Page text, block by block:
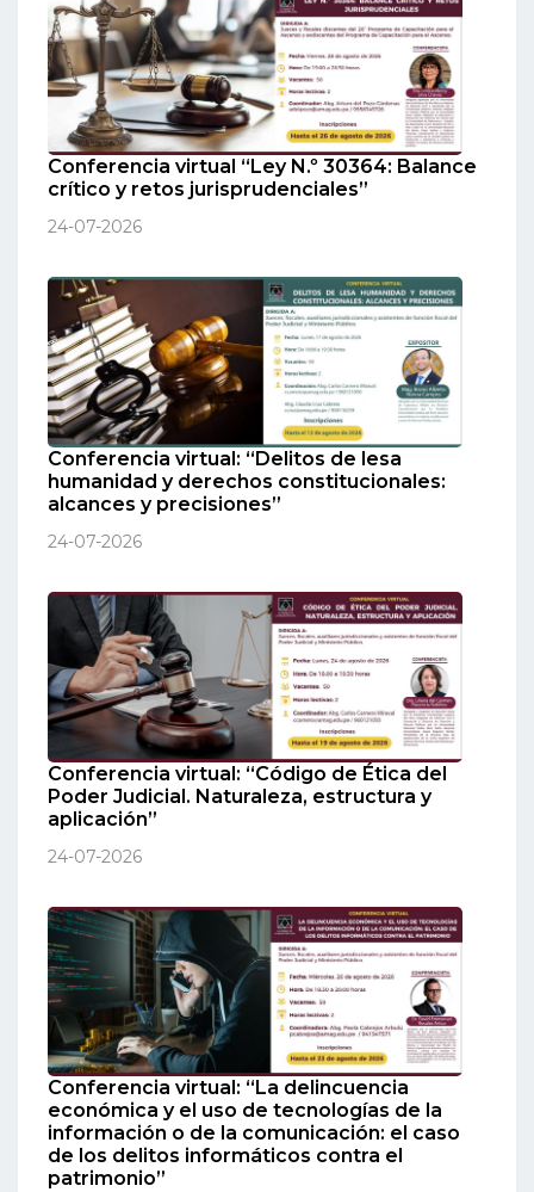
Conferencia virtual “Ley N.º 30364: Balance
crítico y retos jurisprudenciales”
24-07-2026
Conferencia virtual: “Delitos de lesa
humanidad y derechos constitucionales:
alcances y precisiones”
24-07-2026
Conferencia virtual: “Código de Ética del
Poder Judicial. Naturaleza, estructura y
aplicación”
24-07-2026
Conferencia virtual: “La delincuencia
económica y el uso de tecnologías de la
información o de la comunicación: el caso
de los delitos informáticos contra el
patrimonio”